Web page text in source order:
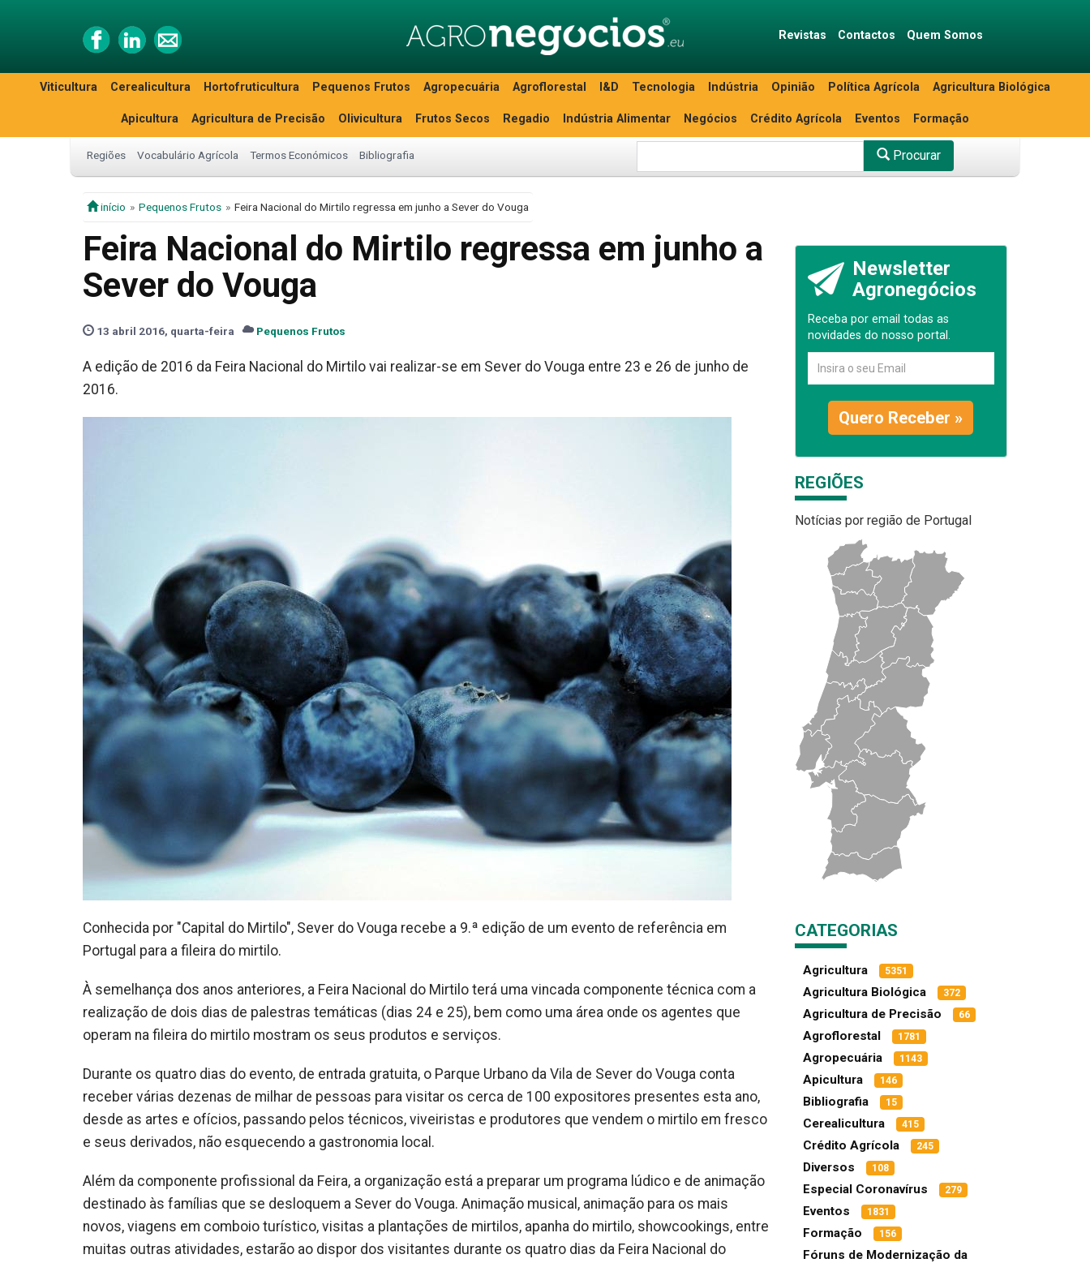
Revistas Contactos Quem Somos
Viticultura Cerealicultura Hortofruticultura Pequenos Frutos Agropecuária Agroflorestal I&D Tecnologia Indústria Opinião Política Agrícola Agricultura Biológica
Apicultura Agricultura de Precisão Olivicultura Frutos Secos Regadio Indústria Alimentar Negócios Crédito Agrícola Eventos Formação
Regiões Vocabulário Agrícola Termos Económicos Bibliografia Procurar
início Pequenos Frutos Feira Nacional do Mirtilo regressa em junho a Sever do Vouga
Feira Nacional do Mirtilo regressa em junho a
Sever do Vouga
13 abril 2016, quarta-feira Pequenos Frutos
A edição de 2016 da Feira Nacional do Mirtilo vai realizar-se em Sever do Vouga entre 23 e 26 de junho de
2016.
Conhecida por "Capital do Mirtilo", Sever do Vouga recebe a 9.ª edição de um evento de referência em
Portugal para a fileira do mirtilo.
À semelhança dos anos anteriores, a Feira Nacional do Mirtilo terá uma vincada componente técnica com a
realização de dois dias de palestras temáticas (dias 24 e 25), bem como uma área onde os agentes que
operam na fileira do mirtilo mostram os seus produtos e serviços.
Durante os quatro dias do evento, de entrada gratuita, o Parque Urbano da Vila de Sever do Vouga conta
receber várias dezenas de milhar de pessoas para visitar os cerca de 100 expositores presentes esta ano,
desde as artes e ofícios, passando pelos técnicos, viveiristas e produtores que vendem o mirtilo em fresco
e seus derivados, não esquecendo a gastronomia local.
Além da componente profissional da Feira, a organização está a preparar um programa lúdico e de animação
destinado às famílias que se desloquem a Sever do Vouga. Animação musical, animação para os mais
novos, viagens em comboio turístico, visitas a plantações de mirtilos, apanha do mirtilo, showcookings, entre
muitas outras atividades, estarão ao dispor dos visitantes durante os quatro dias da Feira Nacional do
Newsletter
Agronegócios
Receba por email todas as
novidades do nosso portal.
Quero Receber »
REGIÕES
Notícias por região de Portugal
CATEGORIAS
Agricultura 5351
Agricultura Biológica 372
Agricultura de Precisão 66
Agroflorestal 1781
Agropecuária 1143
Apicultura 146
Bibliografia 15
Cerealicultura 415
Crédito Agrícola 245
Diversos 108
Especial Coronavírus 279
Eventos 1831
Formação 156
Fóruns de Modernização da